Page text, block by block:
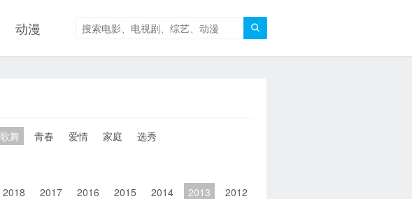

动漫
歌舞 青春 爱情 家庭
选秀
2018 2017 2016 2015 2014 2013 2012